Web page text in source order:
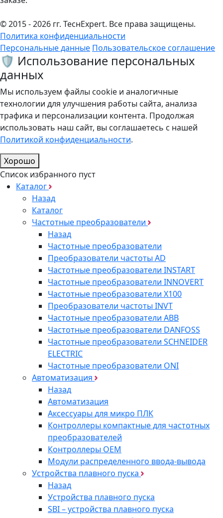
© 2015 - 2026 гг. ТеcнExpert. Все права защищены.
Политика конфиденциальности
Персональные данные Пользовательское соглашение
🛡️ Использование персональных
данных
Мы используем файлы cookie и аналогичные
технологии для улучшения работы сайта, анализа
трафика и персонализации контента. Продолжая
использовать наш сайт, вы соглашаетесь с нашей
Политикой конфиденциальности.
Хорошо
Список избранного пуст
Каталог
Назад
Каталог
Частотные преобразователи
Назад
Частотные преобразователи
Преобразователи частоты AD
Частотные преобразователи INSTART
Частотные преобразователи INNOVERT
Частотные преобразователи Х100
Преобразователи частоты INVT
Частотные преобразователи ABB
Частотные преобразователи DANFOSS
Частотные преобразователи SCHNEIDER
ELECTRIC
Частотные преобразователи ONI
Автоматизация
Назад
Автоматизация
Аксессуары для микро ПЛК
Контроллеры компактные для частотных
преобразователей
Контроллеры ОЕМ
Модули распределенного ввода-вывода
Устройства плавного пуска
Назад
Устройства плавного пуска
SBI – устройства плавного пуска